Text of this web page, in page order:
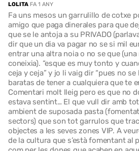
LOLITA FA 1 ANY
Fa uns mesos un garrulillo de cotxe
amigo que paga dinerales para que
que se le antoja a su PRIVADO
dir que un dia va pagar no se si mil
entrar una altra noia o no se que
coneixia). “esque es muy tonto y
ceja y ceja” y jo li vaig dir “pues no
baratas de tener a cualquiera que te
Comentari molt lleig pero es que no
estava sentint… El que vull dir amb
ambient de suposada pasta
sectors) que son tot garrulos que
objectes a les seves zones VIP. A
de la cultura que s’està fomentant al